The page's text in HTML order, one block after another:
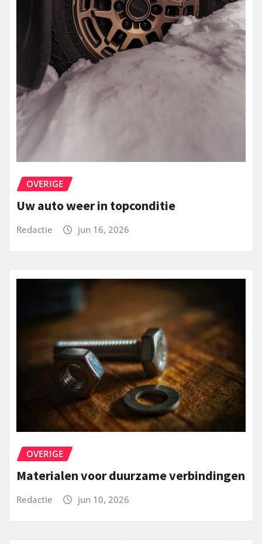
OVERIGE
Uw auto weer in topconditie
Redactie jun 16, 2026
OVERIGE
Materialen voor duurzame verbindingen
Redactie jun 10, 2026